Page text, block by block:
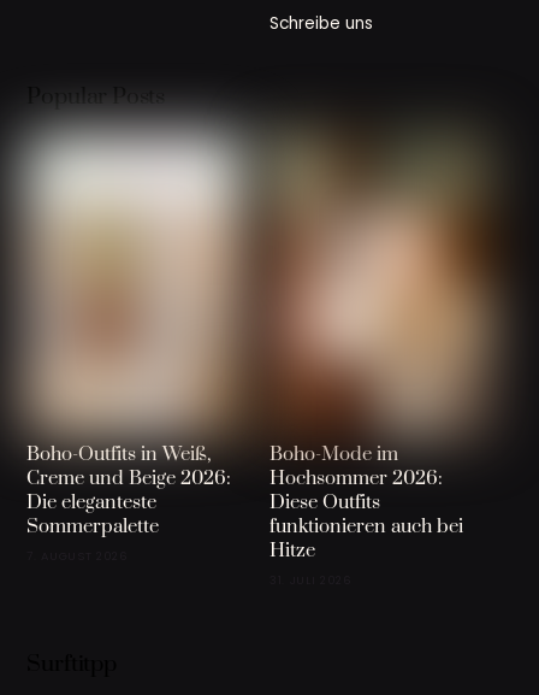
Schreibe uns
Popular Posts
Boho-Outfits in Weiß,
Creme und Beige 2026:
Die eleganteste
Sommerpalette
Boho-Mode im
Hochsommer 2026:
Diese Outfits
funktionieren auch bei
Hitze